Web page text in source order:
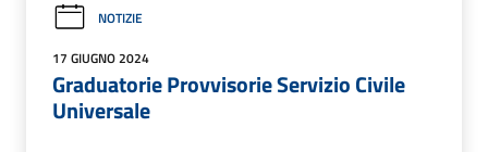
NOTIZIE
17 GIUGNO 2024
Graduatorie Provvisorie Servizio Civile
Universale